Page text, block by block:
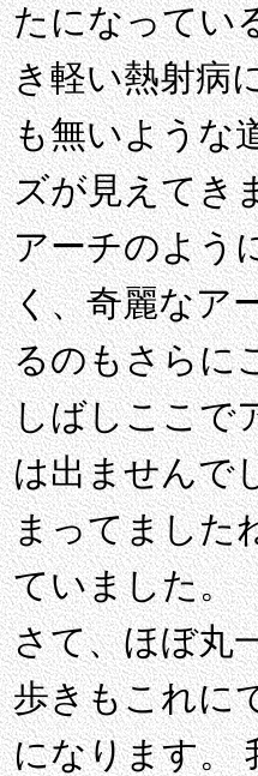
たになってい
き軽い熱射病
も無いような
ズが見えてき
アーチのよう
く、奇麗なア
るのもさらに
しばしここで
は出ませんで
まってました
ていました。
さて、ほぼ丸
歩きもこれに
になります。